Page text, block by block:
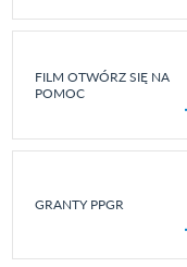
FILM OTWÓRZ SIĘ NA
POMOC
GRANTY PPGR